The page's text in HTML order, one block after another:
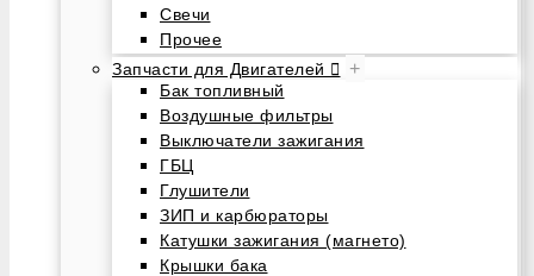
Свечи
Прочее
Запчасти для Двигателей
+
Бак топливный
Воздушные фильтры
Выключатели зажигания
ГБЦ
Глушители
ЗИП и карбюраторы
Катушки зажигания (магнето)
Крышки бака